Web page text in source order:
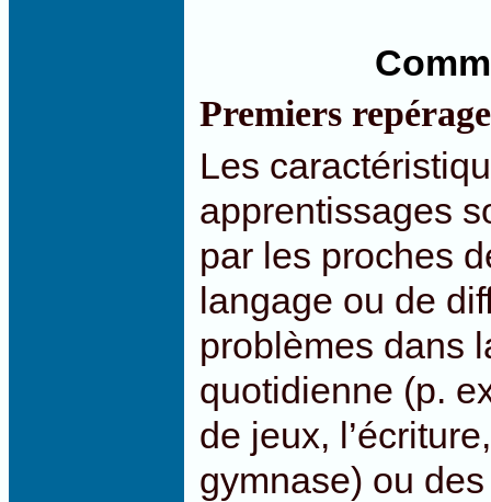
Premiers
Les
apprentissages
par les proches
langage ou de
problèmes dans
quotidienne (p.
de jeux,
gymnase) ou